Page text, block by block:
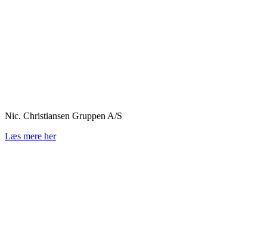
Nic. Christiansen Gruppen A/S
Læs mere her